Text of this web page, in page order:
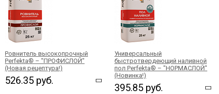
Ровнитель высокопрочный
Perfekta® – "ПРОФИСЛОЙ"
(Новая рецептура!)
526.35 руб.
Универсальный
быстротвердеющий наливной
пол Perfekta® – "НОРМАСЛОЙ"
(Новинка!)
395.85 руб.